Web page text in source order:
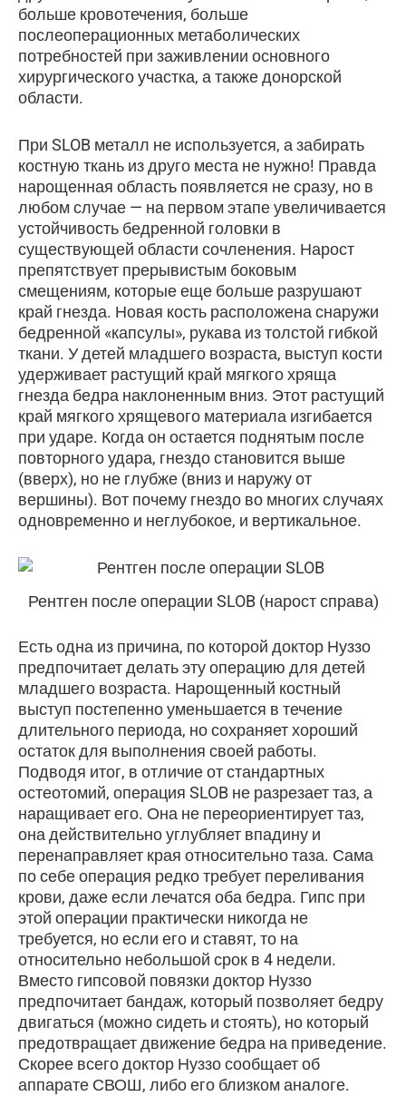
больше кровотечения, больше
послеоперационных метаболических
потребностей при заживлении основного
хирургического участка, а также донорской
области.
При SLOB металл не используется, а забирать
костную ткань из друго места не нужно! Правда
нарощенная область появляется не сразу, но в
любом случае — на первом этапе увеличивается
устойчивость бедренной головки в
существующей области сочленения. Нарост
препятствует прерывистым боковым
смещениям, которые еще больше разрушают
край гнезда. Новая кость расположена снаружи
бедренной «капсулы», рукава из толстой гибкой
ткани. У детей младшего возраста, выступ кости
удерживает растущий край мягкого хряща
гнезда бедра наклоненным вниз. Этот растущий
край мягкого хрящевого материала изгибается
при ударе. Когда он остается поднятым после
повторного удара, гнездо становится выше
(вверх), но не глубже (вниз и наружу от
вершины). Вот почему гнездо во многих случаях
одновременно и неглубокое, и вертикальное.
Рентген после операции SLOB (нарост справа)
Есть одна из причина, по которой доктор Нуззо
предпочитает делать эту операцию для детей
младшего возраста. Нарощенный костный
выступ постепенно уменьшается в течение
длительного периода, но сохраняет хороший
остаток для выполнения своей работы.
Подводя итог, в отличие от стандартных
остеотомий, операция SLOB не разрезает таз, а
наращивает его. Она не переориентирует таз,
она действительно углубляет впадину и
перенаправляет края относительно таза. Сама
по себе операция редко требует переливания
крови, даже если лечатся оба бедра. Гипс при
этой операции практически никогда не
требуется, но если его и ставят, то на
относительно небольшой срок в 4 недели.
Вместо гипсовой повязки доктор Нуззо
предпочитает бандаж, который позволяет бедру
двигаться (можно сидеть и стоять), но который
предотвращает движение бедра на приведение.
Скорее всего доктор Нуззо сообщает об
аппарате СВОШ, либо его близком аналоге.